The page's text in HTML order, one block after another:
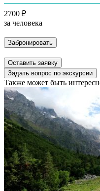
2700 ₽
за человека
Забронировать
Оставить заявку
Задать вопрос по экскурсии
Также может быть